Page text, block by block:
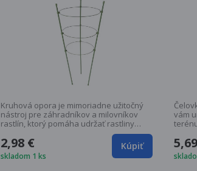
Kruhová opora je mimoriadne užitočný
nástroj pre záhradníkov a milovníkov
rastlín, ktorý pomáha udržať rastliny
2,98 €
skladom 1 ks
Kúpiť
vám